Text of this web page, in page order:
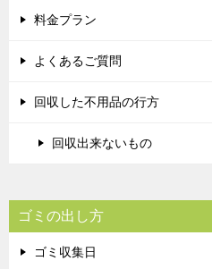
料金プラン
よくあるご質問
回収した不用品の行方
回収出来ないもの
ゴミの出し方
ゴミ収集日